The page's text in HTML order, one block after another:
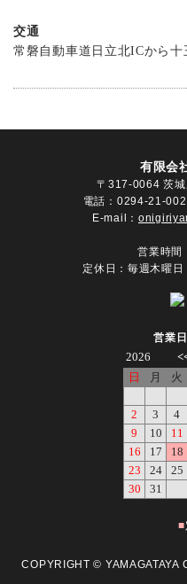
交通
常磐自動車道日立北ICから
有限会
〒317-0064 茨
電話： 0294-21-
E-mail：
営業時間
定休日：毎週木曜日
営業
■
COPYRIGHT © YAMAGATAYA